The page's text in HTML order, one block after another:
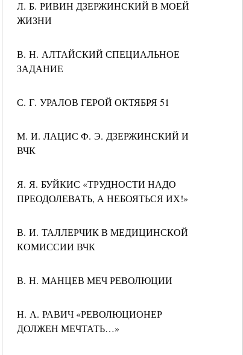
Л. Б. РИВИН ДЗЕРЖИНСКИЙ В МОЕЙ
ЖИЗНИ
В. Н. АЛТАЙСКИЙ СПЕЦИАЛЬНОЕ
ЗАДАНИЕ
С. Г. УРАЛОВ ГЕРОЙ ОКТЯБРЯ 51
М. И. ЛАЦИС Ф. Э. ДЗЕРЖИНСКИЙ И
ВЧК
Я. Я. БУЙКИС «ТРУДНОСТИ НАДО
ПРЕОДОЛЕВАТЬ, А НЕБОЯТЬСЯ ИХ!»
В. И. ТАЛЛЕРЧИК В МЕДИЦИНСКОЙ
КОМИССИИ ВЧК
В. Н. МАНЦЕВ МЕЧ РЕВОЛЮЦИИ
Н. А. РАВИЧ «РЕВОЛЮЦИОНЕР
ДОЛЖЕН МЕЧТАТЬ…»